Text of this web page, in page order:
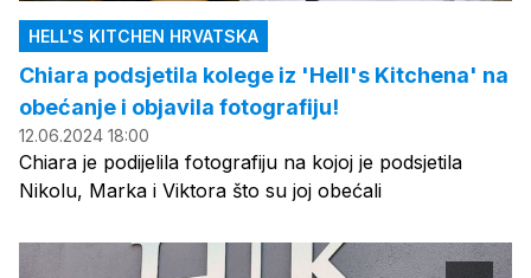
HELL'S KITCHEN HRVATSKA
Chiara podsjetila kolege iz 'Hell's Kitchena' na
obećanje i objavila fotografiju!
12.06.2024 18:00
Chiara je podijelila fotografiju na kojoj je podsjetila
Nikolu, Marka i Viktora što su joj obećali